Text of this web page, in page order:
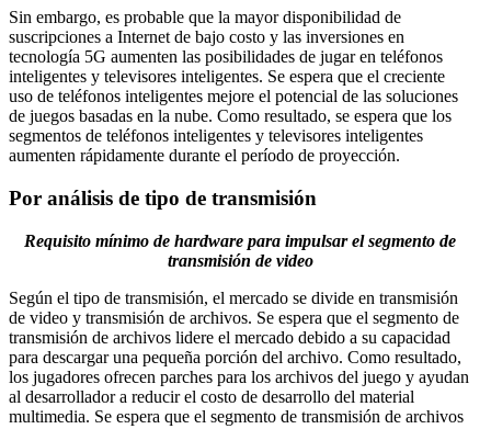
Sin embargo, es probable que la mayor disponibilidad de
suscripciones a Internet de bajo costo y las inversiones en
tecnología 5G aumenten las posibilidades de jugar en teléfonos
inteligentes y televisores inteligentes. Se espera que el creciente
uso de teléfonos inteligentes mejore el potencial de las soluciones
de juegos basadas en la nube. Como resultado, se espera que los
segmentos de teléfonos inteligentes y televisores inteligentes
aumenten rápidamente durante el período de proyección.
Por análisis de tipo de transmisión
Requisito mínimo de hardware para impulsar el segmento de
transmisión de video
Según el tipo de transmisión, el mercado se divide en transmisión
de video y transmisión de archivos. Se espera que el segmento de
transmisión de archivos lidere el mercado debido a su capacidad
para descargar una pequeña porción del archivo. Como resultado,
los jugadores ofrecen parches para los archivos del juego y ayudan
al desarrollador a reducir el costo de desarrollo del material
multimedia. Se espera que el segmento de transmisión de archivos